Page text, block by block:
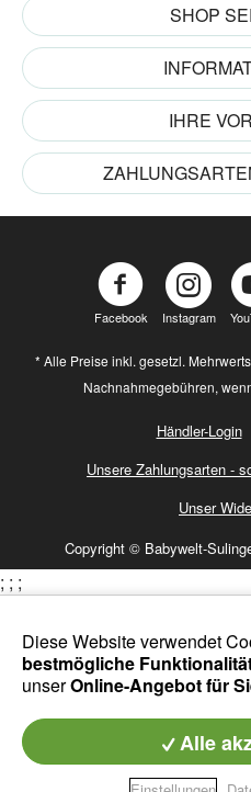
SHOP
IHRE
Facebook Instagram
* Alle Preise inkl. gesetzl.
Nachnahmegebühren,
Händler-Login
Unsere Zahlungsarten -
Unser
Copyright © Babywelt-
Diese Website verwendet
bestmögliche
unserOnline-Angebot für
Alle
; ; ;